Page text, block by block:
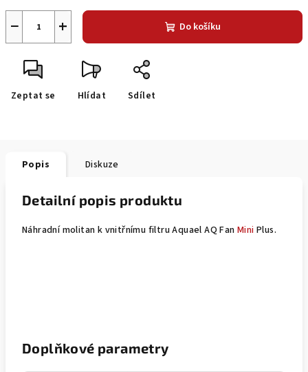
+
− Do košíku
Zeptat se Hlídat Sdílet
Popis Diskuze
Detailní popis produktu
Náhradní molitan k vnitřnímu filtru Aquael AQ Fan Mini Plus.
Doplňkové parametry